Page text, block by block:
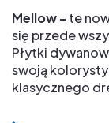
Mellow - te
się przede
Płytki
swoją
klasycznego